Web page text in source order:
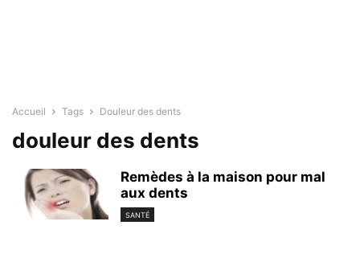
Accueil Tags Douleur des dents
douleur des dents
Remèdes à la maison pour mal
aux dents
SANTÉ